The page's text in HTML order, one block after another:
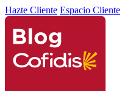
Hazte Cliente Espacio Cliente